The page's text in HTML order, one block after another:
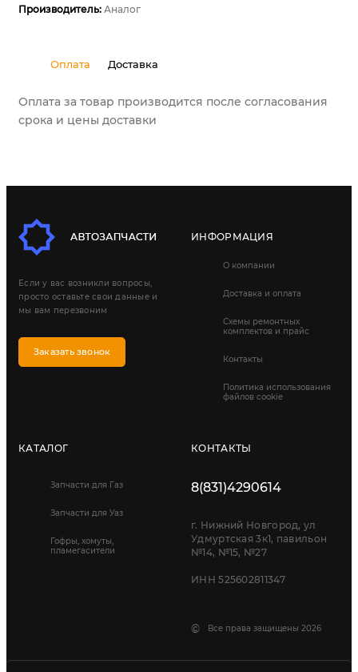
Производитель: Аналог
Оплата Доставка
Оплата за товар производится после согласования
срока и цены доставки
Если у вас возникли вопросы,
просто оставьте свои данные и
мы вам перезвоним
Заказать звонок
ИНФОРМАЦИЯ
О компании
Доставка и оплата
Схемы ремонтных
комплектов и прайс
Контакты
Политика использования
файлов cookie
КАТАЛОГ
Запчасти для Газ
Запчасти для Уаз
Гофры, хомуты,
пламегасители
КОНТАКТЫ
8(831)4290614
г. Нижний Новгород, ул
Удмуртская 3к1, павильон
№14, №15, №27
ИНН 525602811347
© Все права защищены 2026